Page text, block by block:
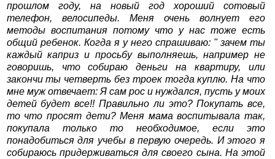
прошлом году, на новый год хороший сотовый
телефон, велосипеды. Меня очень волнует его
методы воспитания потому что у нас тоже есть
общий ребенок. Когда я у него спрашиваю: " зачем ты
каждый каприз и просьбу выполняешь, например не
говоришь, что собираю деньги на квартиру, или
закончи ты четверть без троек тогда куплю. На что
мне муж отвечает: Я сам рос и нуждался, пусть у моих
детей будет все!! Правильно ли это? Покупать все,
то что просят дети? Меня мама воспитывала так,
покупала только то необходимое, если это
понадобиться для учебы в первую очередь. И этого я
собираюсь придерживаться для своего сына. На этой